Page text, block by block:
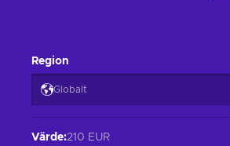
Region
Globalt
Värde:210 EUR